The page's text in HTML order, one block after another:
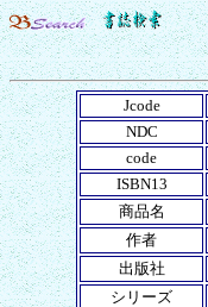
Jcode
NDC
code
ISBN13
商品名
作者
出版社
シリーズ